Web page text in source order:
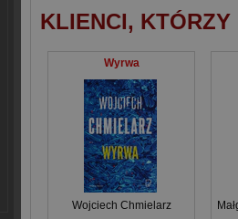
KLIENCI,
Wyrwa
Wojciech Chmielarz